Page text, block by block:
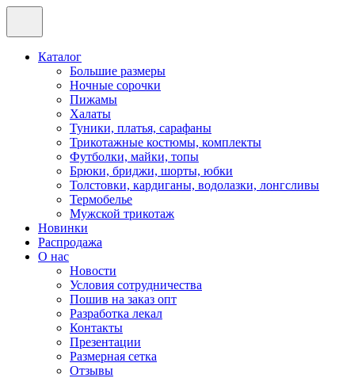
Каталог
Большие размеры
Ночные сорочки
Пижамы
Халаты
Туники, платья, сарафаны
Трикотажные костюмы, комплекты
Футболки, майки, топы
Брюки, бриджи, шорты, юбки
Толстовки, кардиганы, водолазки, лонгсливы
Термобелье
Мужской трикотаж
Новинки
Распродажа
О нас
Новости
Условия сотрудничества
Пошив на заказ опт
Разработка лекал
Контакты
Презентации
Размерная сетка
Отзывы